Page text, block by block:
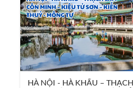
HÀ NỘI - HÀ KHẨU – THẠCH